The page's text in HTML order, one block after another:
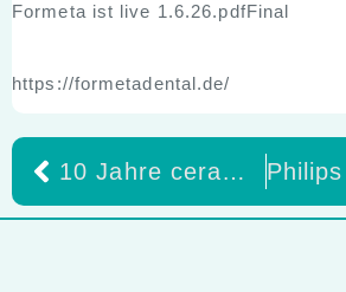
Formeta ist live 1.6.26.pdfFinal
https://formetadental.de/
10 Jahre ceraMotion® One Touch von Dentaurum – eine Erfolgsgeschichte in Pastenform